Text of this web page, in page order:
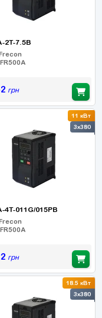
2T-7.5B
FR500A
грн
11 кВт
3x380
4T-011G/015PB
FR500A
грн
18.5 кВт
3x380